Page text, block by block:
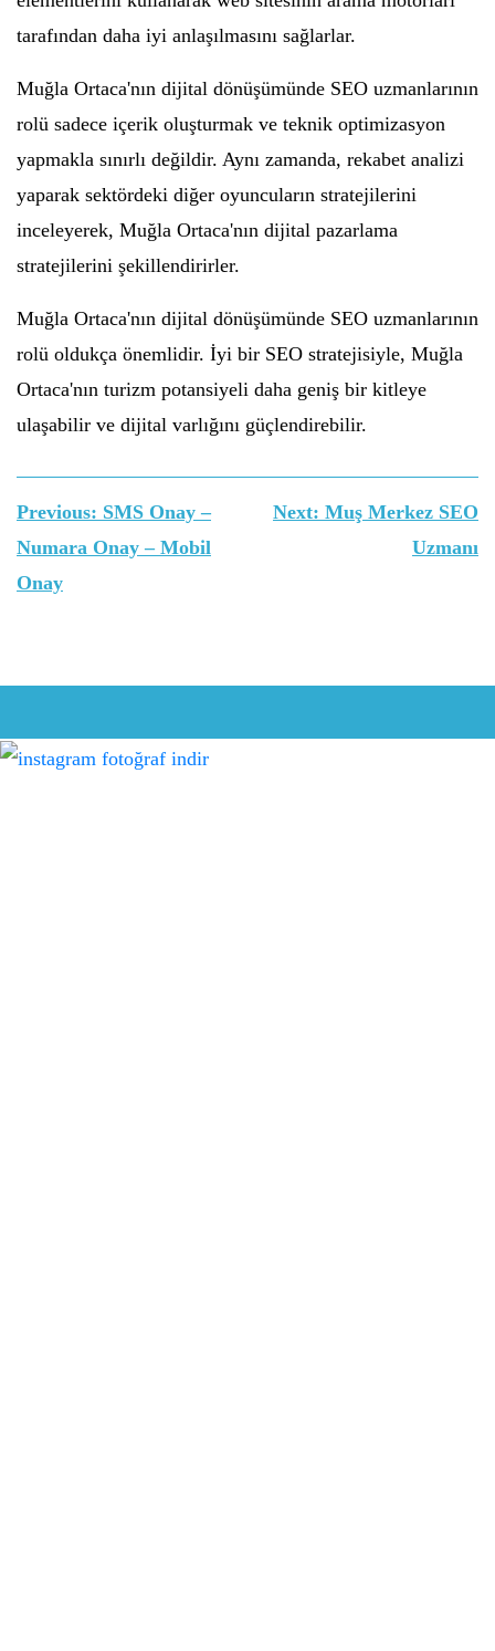
tarafından daha iyi anlaşılmasını sağlarlar.
Muğla Ortaca'nın dijital dönüşümünde SEO uzmanlarının
rolü sadece içerik oluşturmak ve teknik optimizasyon
yapmakla sınırlı değildir. Aynı zamanda, rekabet analizi
yaparak sektördeki diğer oyuncuların stratejilerini
inceleyerek, Muğla Ortaca'nın dijital pazarlama
stratejilerini şekillendirirler.
Muğla Ortaca'nın dijital dönüşümünde SEO uzmanlarının
rolü oldukça önemlidir. İyi bir SEO stratejisiyle, Muğla
Ortaca'nın turizm potansiyeli daha geniş bir kitleye
ulaşabilir ve dijital varlığını güçlendirebilir.
Yazı
gezinmesi
Previous: SMS Onay –
Numara Onay – Mobil
Onay
Next: Muş Merkez SEO
Uzmanı